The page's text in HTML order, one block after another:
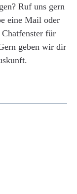
Ruf uns gern
eine Mail oder
Chatfenster für
geben wir dir